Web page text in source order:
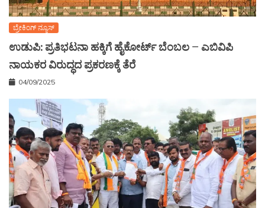
ಬ್ರೇಕಿಂಗ್ ನ್ಯೂಸ್
ಉಡುಪಿ: ಪ್ರತಿಭಟನಾ ಹಕ್ಕಿಗೆ ಹೈಕೋರ್ಟ್ ಬೆಂಬಲ – ಎಬಿವಿಪಿ
ನಾಯಕರ ವಿರುದ್ಧದ ಪ್ರಕರಣಕ್ಕೆ ತೆರೆ
04/09/2025